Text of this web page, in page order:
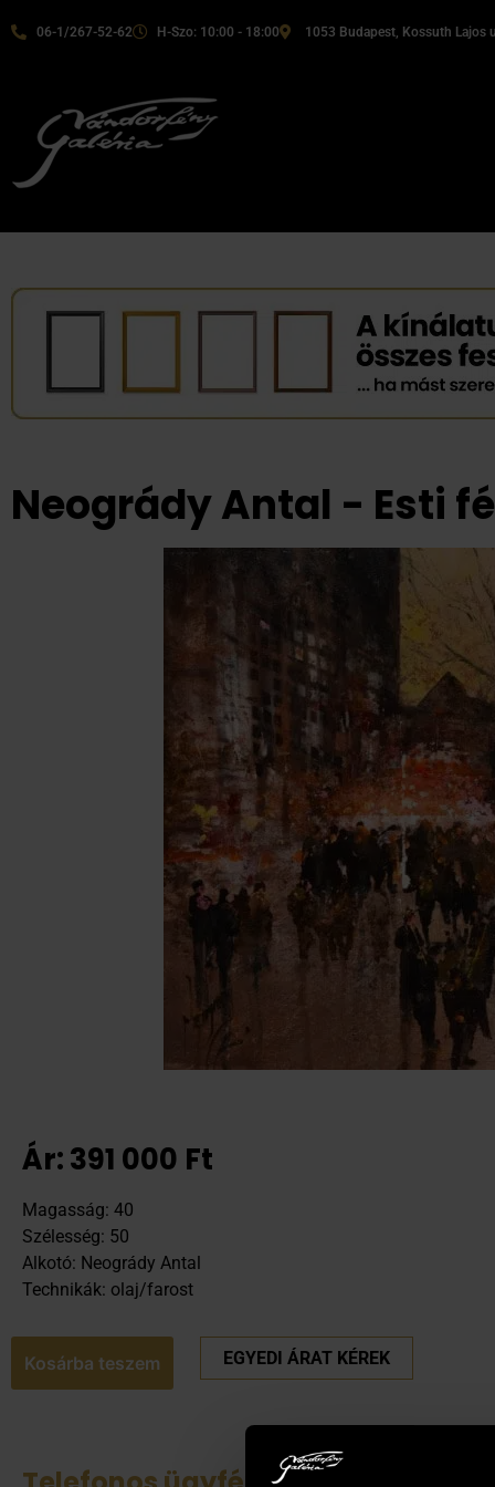
06-1/267-52-62 H-Szo: 10:00 - 18:00 1053 Budapest, Kossuth Lajos
Neogrády Antal - Esti
Ár:391 000 Ft
Magasság: 40
Szélesség: 50
Alkotó: Neogrády Antal
Technikák: olaj/farost
Kosárba teszem EGYEDI ÁRAT KÉREK